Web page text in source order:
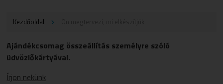
Kezdőoldal
Ajándékcsomag összeállítás személyre szóló
üdvözlőkártyával.
Írjon nekünk